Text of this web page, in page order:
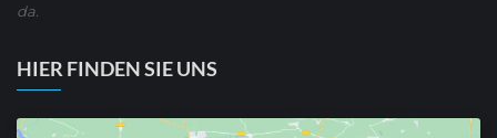
da.
HIER FINDEN SIE UNS